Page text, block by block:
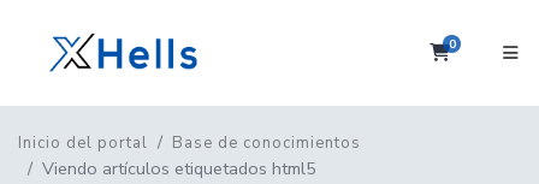
0Carrito
Inicio del portal Base de conocimientos
Viendo artículos etiquetados html5